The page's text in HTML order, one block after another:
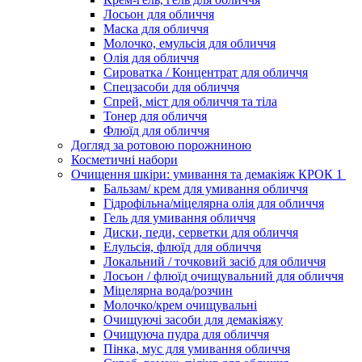
Лосьон для обличчя
Маска для обличчя
Молочко, емульсія для обличчя
Олія для обличчя
Сироватка / Концентрат для обличчя
Спецзасоби для обличчя
Спрей, міст для обличчя та тіла
Тонер для обличчя
Флюїд для обличчя
Догляд за ротовою порожниною
Косметичні набори
Очищення шкіри: умивання та демакіяж КРОК 1
Бальзам/ крем для умивання обличчя
Гідрофільна/міцелярна олія для обличчя
Гель для умивання обличчя
Диски, педи, серветки для обличчя
Елульсія, флюїд для обличчя
Локальний / точковий засіб для обличчя
Лосьон / флюїд очищувальний для обличчя
Міцелярна вода/розчин
Молочко/крем очищувальні
Очищуючі засоби для демакіяжу
Очищуюча пудра для обличчя
Пінка, мус для умивання обличчя